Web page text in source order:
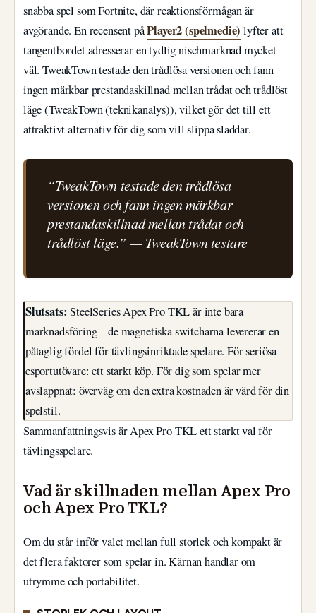
snabba spel som Fortnite, där reaktionsförmågan är
avgörande. En recensent påPlayer2 (spelmedie) lyfter att
tangentbordet adresserar en tydlig nischmarknad mycket
väl. TweakTown testade den trådlösa versionen och fann
ingen märkbar prestandaskillnad mellan trådat och trådlöst
läge (TweakTown (teknikanalys)), vilket gör det till ett
attraktivt alternativ för dig som vill slippa sladdar.
“TweakTown testade den trådlösa
versionen och fann ingen märkbar
prestandaskillnad mellan trådat och
trådlöst läge.” — TweakTown testare
Slutsats: SteelSeries Apex Pro TKL är inte bara
marknadsföring – de magnetiska switcharna levererar en
påtaglig fördel för tävlingsinriktade spelare. För seriösa
esportutövare: ett starkt köp. För dig som spelar mer
avslappnat: överväg om den extra kostnaden är värd för din
spelstil.
Sammanfattningsvis är Apex Pro TKL ett starkt val för
tävlingsspelare.
Vad är skillnaden mellan Apex Pro
och Apex Pro TKL?
Om du står inför valet mellan full storlek och kompakt är
det flera faktorer som spelar in. Kärnan handlar om
utrymme och portabilitet.